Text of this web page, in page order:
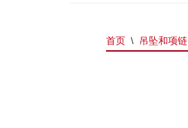
首页 \ 吊坠和项链